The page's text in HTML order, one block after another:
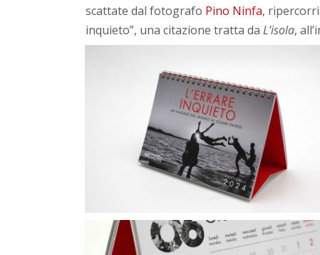
scattate dal fotografo Pino Ninfa,
inquieto”, una citazione tratta da L’isola,